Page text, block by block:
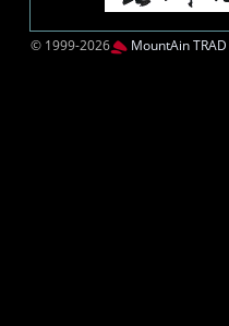
© 1999-2026 MountAin TRAD